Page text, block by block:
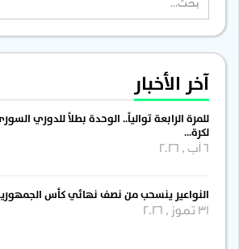
آخر الأخبار
للمرة الرابعة توالياً.. الوحدة بطلاً للدوري السوري
لكرة…
النواعير ينسحب من نصف نهائي كأس الجمهورية
31 تموز , 2026